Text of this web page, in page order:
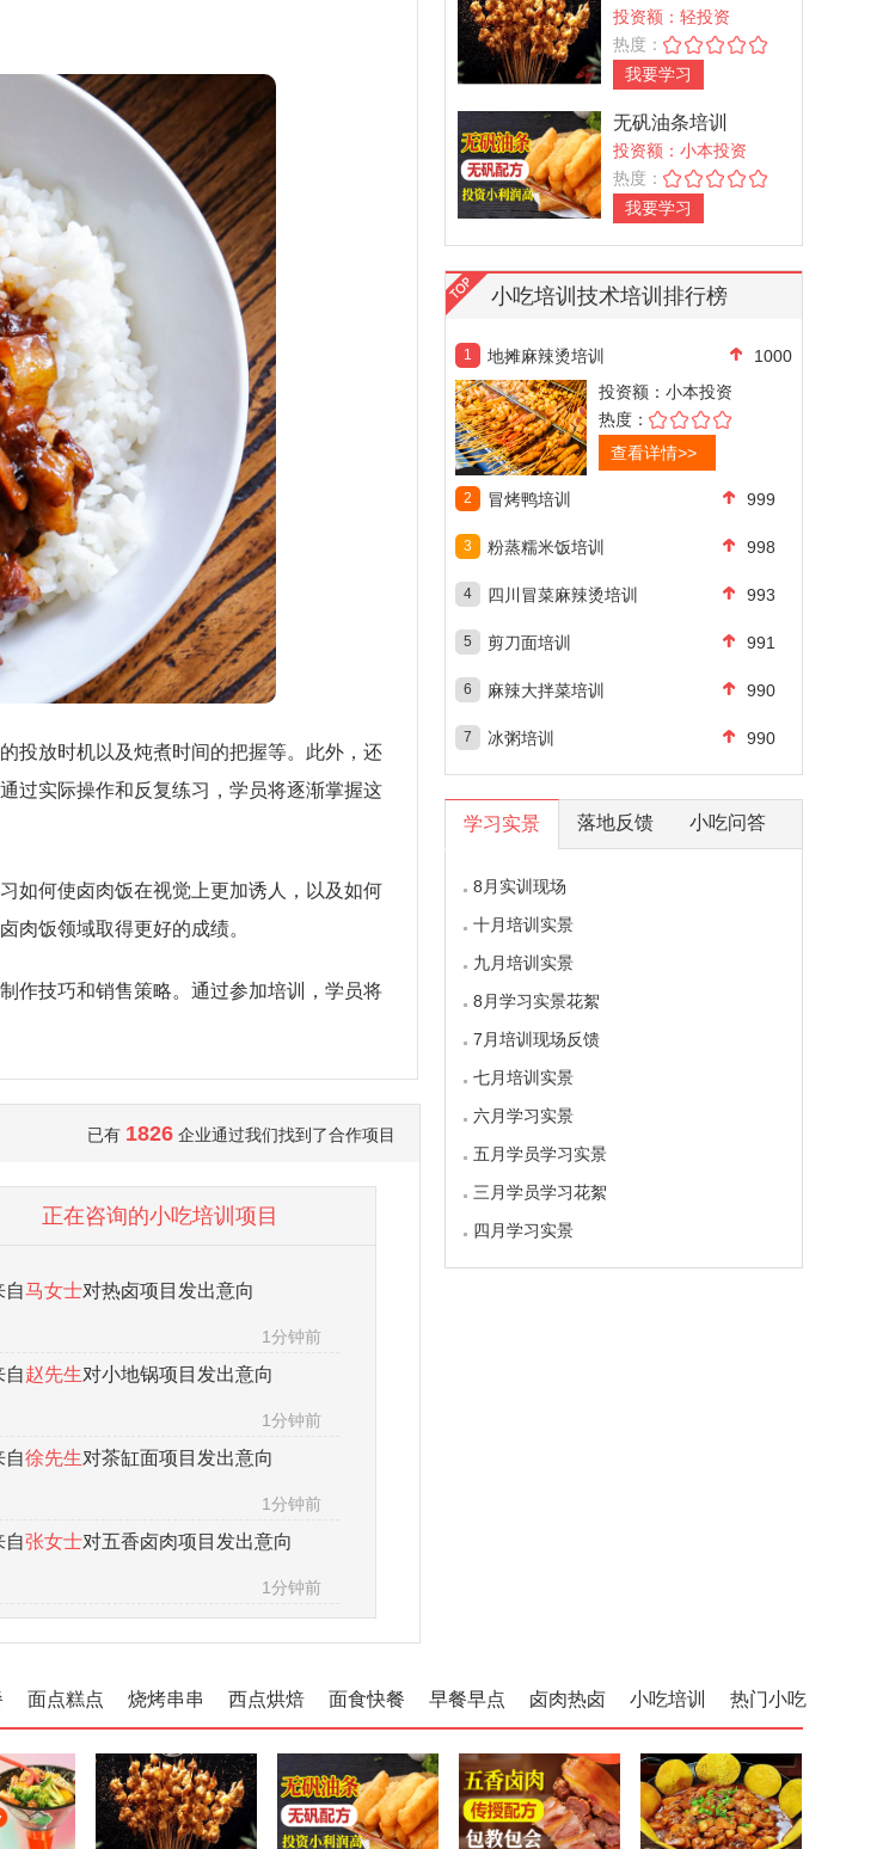
投放时机以及炖煮时间的把握等。此外，还
过实际操作和反复练习，学员将逐渐掌握这
如何使卤肉饭在视觉上更加诱人，以及如何
肉饭领域取得更好的成绩。
作技巧和销售策略。通过参加培训，学员将
已有 1826 企业通过我们找到了合作项目
正在咨询的小吃培训项目
1分钟前
自赵先生对小地锅项目发出意向
1分钟前
自徐先生对茶缸面项目发出意向
1分钟前
自张女士对五香卤肉项目发出意向
1分钟前
自汪先生对冰粉水果杯项目发出意向
自王先生对金丝牛肉饼项目发出意向
1分钟前
李女士对黄焖鸡米饭发出意向
1分钟前
自向先生 对锅巴饭项目发出意向
投资额：轻投资
热度：
我要学习
无矾油条培训
投资额：小本投资
热度：
我要学习
小吃培训技术培训排行榜
1 地摊麻辣烫培训
1000
投资额： 小本投资
热度：
查看详情>>
2 冒烤鸭培训 999
3 粉蒸糯米饭培训 998
4 四川冒菜麻辣烫培训 993
5 剪刀面培训 991
6 麻辣大拌菜培训 990
7 冰粥培训 990
学习实景 落地反馈 小吃问答
8月实训现场
十月培训实景
九月培训实景
8月学习实景花絮
7月培训现场反馈
七月培训实景
六月学习实景
五月学员学习实景
三月学员学习花絮
四月学习实景
热门小吃
小吃培训
卤肉热卤
早餐早点
面食快餐
西点烘焙
烧烤串串
面点糕点